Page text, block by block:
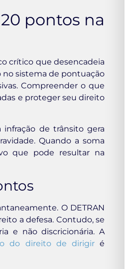
pontos na
crítico que desencadeia
sistema de pontuação
Compreender o que
e proteger seu direito
de trânsito gera
Quando a soma
que pode resultar na
O DETRAN
a defesa. Contudo, se
e não discricionária. A
do direito de dirigiré